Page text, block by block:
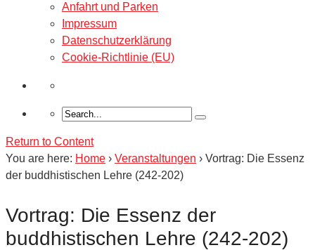
Anfahrt und Parken
Impressum
Datenschutzerklärung
Cookie-Richtlinie (EU)
Return to Content
You are here: Home › Veranstaltungen › Vortrag: Die Essenz
der buddhistischen Lehre (242-202)
Vortrag: Die Essenz der
buddhistischen Lehre (242-202)